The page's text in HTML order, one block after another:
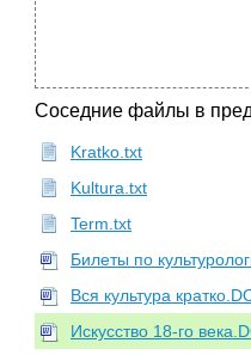
Соседние файлы в
Kratko.txt
Kultura.txt
Term.txt
Билеты по
Вся культура
Искусство 18-го